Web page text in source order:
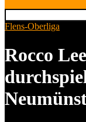
Flens-Oberliga
Rocco